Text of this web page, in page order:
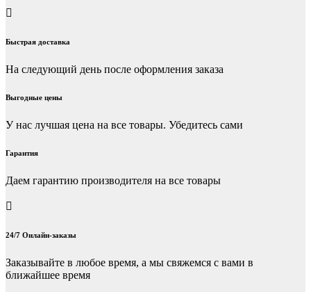
Быстрая доставка
На следующий день после оформления заказа
Выгодные цены
У нас лучшая цена на все товары. Убедитесь сами
Гарантия
Даем гарантию производителя на все товары
24/7 Онлайн-заказы
Заказывайте в любое время, а мы свяжемся с вами в
ближайшее время